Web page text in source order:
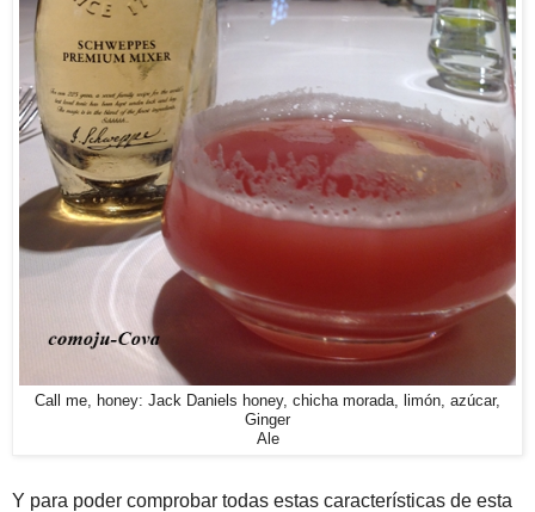
Call me, honey: Jack Daniels honey, chicha morada, limón, azúcar,
Ginger
Ale
Y para poder comprobar todas estas características de esta